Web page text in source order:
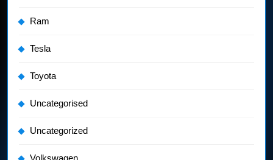
Ram
Tesla
Toyota
Uncategorised
Uncategorized